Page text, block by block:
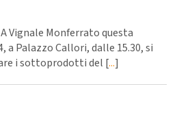
A Vignale Monferrato questa
a Palazzo Callori, dalle 15.30, si
i sottoprodotti del [...]